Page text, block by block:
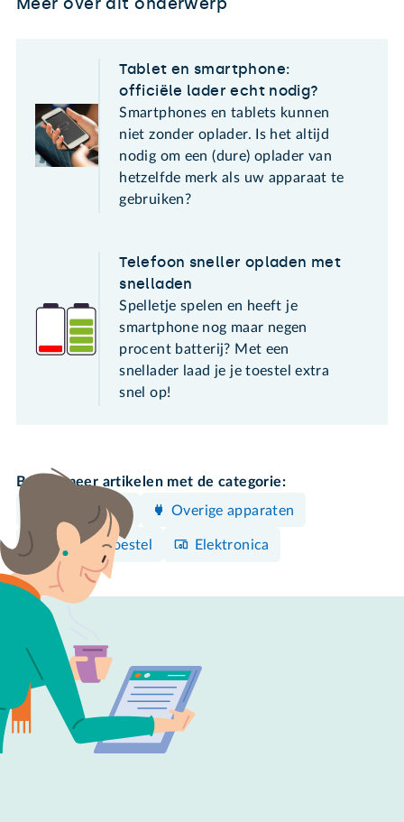
Tablet en smartphone:
officiële lader echt nodig?
Smartphones en tablets kunnen
niet zonder oplader. Is het altijd
nodig om een (dure) oplader van
hetzelfde merk als uw apparaat te
gebruiken?
Telefoon sneller opladen met
snelladen
Spelletje spelen en heeft je
smartphone nog maar negen
procent batterij? Met een
snellader laad je je toestel extra
snel op!
Bekijk meer artikelen met de categorie:
iPhone/iPad
Overige apparaten
Android-toestel Elektronica